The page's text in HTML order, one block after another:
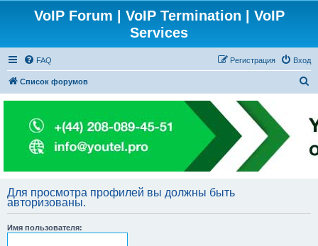
VoIP Forum | VoIP Termination | VoIP
Services
FAQ Вход
Регистрация
Список форумов
с
к
Для просмотра профилей вы должны быть
авторизованы.
Имя пользователя: